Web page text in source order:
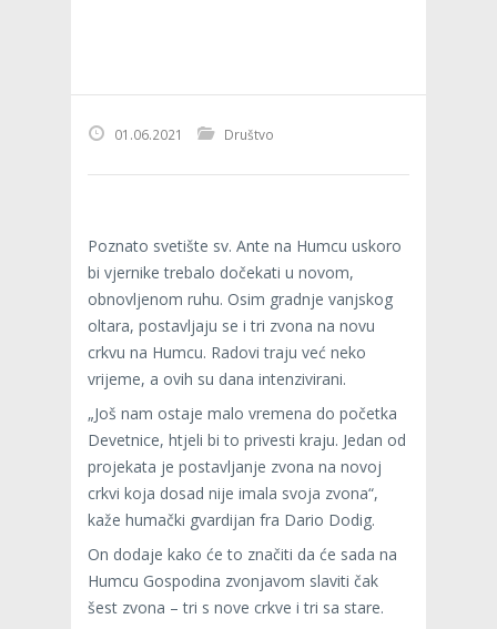
01.06.2021 Društvo
Poznato svetište sv. Ante na Humcu uskoro
bi vjernike trebalo dočekati u novom,
obnovljenom ruhu. Osim gradnje vanjskog
oltara, postavljaju se i tri zvona na novu
crkvu na Humcu. Radovi traju već neko
vrijeme, a ovih su dana intenzivirani.
„Još nam ostaje malo vremena do početka
Devetnice, htjeli bi to privesti kraju. Jedan od
projekata je postavljanje zvona na novoj
crkvi koja dosad nije imala svoja zvona“,
kaže humački gvardijan fra Dario Dodig.
On dodaje kako će to značiti da će sada na
Humcu Gospodina zvonjavom slaviti čak
šest zvona – tri s nove crkve i tri sa stare.